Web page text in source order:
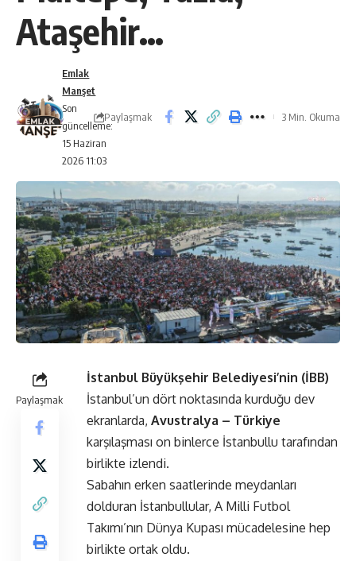
Ataşehir…
Son
güncelleme:
15 Haziran
2026 11:03
Emlak
Manşet
Paylaşmak 3 Min. Okuma
Paylaşmak
İstanbul Büyükşehir Belediyesi’nin (İBB)
İstanbul’un dört noktasında kurduğu dev
ekranlarda, Avustralya – Türkiye
karşılaşması on binlerce İstanbullu tarafından
birlikte izlendi.
Sabahın erken saatlerinde meydanları
dolduran İstanbullular, A Milli Futbol
Takımı’nın Dünya Kupası mücadelesine hep
birlikte ortak oldu.